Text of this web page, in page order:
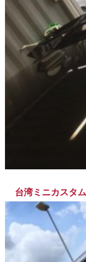
台湾ミニカスタ